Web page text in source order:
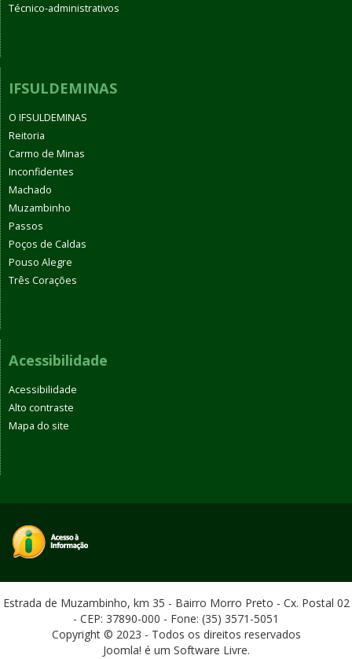
Técnico-administrativos
IFSULDEMINAS
O IFSULDEMINAS
Reitoria
Carmo de Minas
Inconfidentes
Machado
Muzambinho
Passos
Poços de Caldas
Pouso Alegre
Três Corações
Acessibilidade
Acessibilidade
Alto contraste
Mapa do site
Estrada de Muzambinho, km 35 - Bairro Morro Preto - Cx. Postal 02
- CEP: 37890-000 - Fone: (35) 3571-5051
Copyright © 2023 - Todos os direitos reservados
Joomla! é um Software Livre.